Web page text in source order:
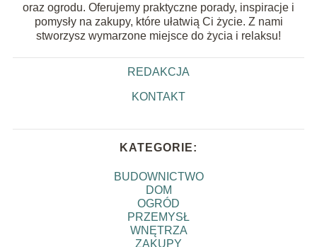
oraz ogrodu. Oferujemy praktyczne porady, inspiracje i
pomysły na zakupy, które ułatwią Ci życie. Z nami
stworzysz wymarzone miejsce do życia i relaksu!
REDAKCJA
KONTAKT
KATEGORIE:
BUDOWNICTWO
DOM
OGRÓD
PRZEMYSŁ
WNĘTRZA
ZAKUPY